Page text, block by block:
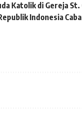
Katolik di Gereja
Indonesia